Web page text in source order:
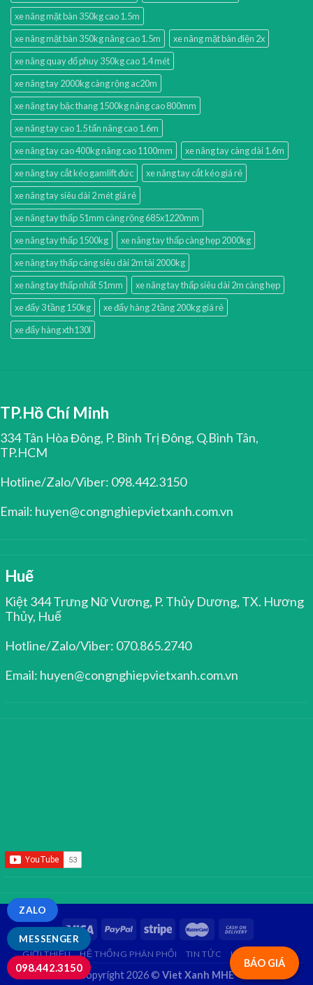
xe nâng mặt bàn 350kg cao 1.5m
xe nâng mặt bàn 350kg nâng cao 1.5m
xe nâng mặt bàn điện 2x
xe nâng quay đổ phuy 350kg cao 1.4 mét
xe nâng tay 2000kg càng rộng ac20m
xe nâng tay bậc thang 1500kg nâng cao 800mm
xe nâng tay cao 1.5 tấn nâng cao 1.6m
xe nâng tay cao 400kg nâng cao 1100mm
xe nâng tay càng dài 1.6m
xe nâng tay cắt kéo gamlift đức
xe nâng tay cắt kéo giá rẻ
xe nâng tay siêu dài 2 mét giá rẻ
xe nâng tay thấp 51mm càng rộng 685x1220mm
xe nâng tay thấp 1500kg
xe nâng tay thấp càng hẹp 2000kg
xe nâng tay thấp càng siêu dài 2m tải 2000kg
xe nâng tay thấp nhất 51mm
xe nâng tay thấp siêu dài 2m càng hẹp
xe đẩy 3 tầng 150kg
xe đẩy hàng 2 tầng 200kg giá rẻ
xe đẩy hàng xth130l
TP.Hồ Chí Minh
334 Tân Hòa Đông, P. Bình Trị Đông, Q.Bình Tân,
TP.HCM
Hotline/Zalo/Viber: 098.442.3150
Email: huyen@congnghiepvietxanh.com.vn
Huế
Kiệt 344 Trưng Nữ Vương, P. Thủy Dương, TX. Hương
Thủy, Huế
Hotline/Zalo/Viber: 070.865.2740
Email: huyen@congnghiepvietxanh.com.vn
BÁO GIÁ
GIỚI THIỆU HỆ THỐNG PHÂN PHỐI TIN TỨC LIÊN HỆ
Copyright 2026 © Viet Xanh MHE
MESSENGER
ZALO
098.442.3150